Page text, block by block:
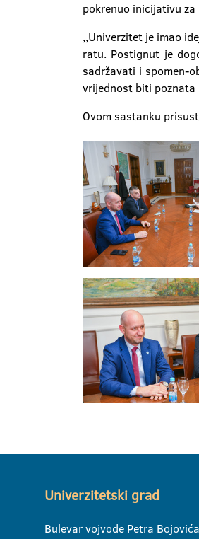
pokrenuo inicijativu
,,Univerzitet je imao
ratu. Postignut je
sadržavati i spomen-
vrijednost biti poznata
Ovom sastanku
Univerzitetski grad
Bulevar vojvode Petra Bojovića